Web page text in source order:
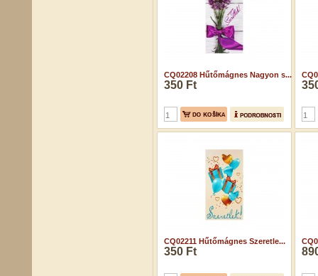
CQ02208 Hűtőmágnes Nagyon s...
350 Ft
CQ02211 Hűtőmágnes Szeretle...
350 Ft